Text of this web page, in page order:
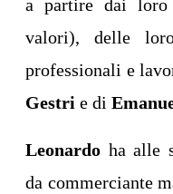
a partire dai
valori), delle
professionali e
Gestri e di
Leonardo ha alle
da commerciante